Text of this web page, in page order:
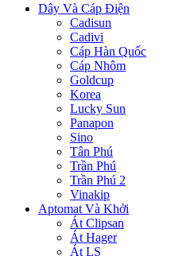
Dây Và Cáp Điện
Cadisun
Cadivi
Cáp Hàn Quốc
Cáp Nhôm
Goldcup
Korea
Lucky Sun
Panapon
Sino
Tân Phú
Trần Phú
Trần Phú 2
Vinakip
Aptomat Và Khởi
Át Clipsan
Át Hager
Át LS